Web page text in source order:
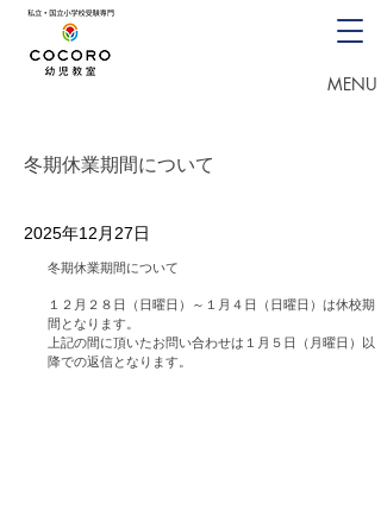
​MENU
冬期休業期間について
2025年12月27日
冬期休業期間について
１２月２８日（日曜日）～１月４日（日曜日）は休校期
間となります。
上記の間に頂いたお問い合わせは１月５日（月曜日）以
降での返信となります。